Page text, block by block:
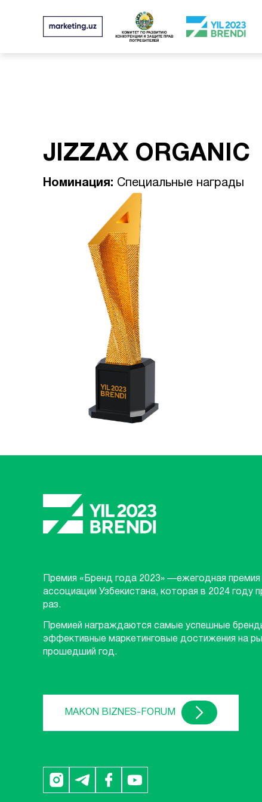
JIZZAX ORGANIC
Номинация: Специальные награды
Премия «Бренд года 2023» —ежегодная премия
ассоциации Узбекистана, которая в 2024 году
раз.
Премией награждаются самые успешные
эффективные маркетинговые достижения на
прошедший год.
MAKON BIZNES-FORUM